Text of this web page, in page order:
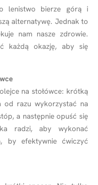
lenistwo bierze górą i
alternatywę. Jednak to
nam nasze zdrowie.
każdą okazję, aby się
na stołówce: krótką
od razu wykorzystać na
a następnie opuść się
radzi, aby wykonać
by efektywnie ćwiczyć